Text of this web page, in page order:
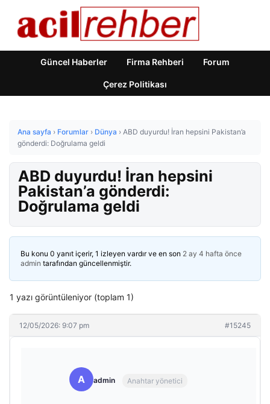
Güncel Haberler Firma Rehberi Forum
Çerez Politikası
Ana sayfa › Forumlar › Dünya › ABD duyurdu! İran hepsini Pakistan’a
gönderdi: Doğrulama geldi
ABD duyurdu! İran hepsini
Pakistan’a gönderdi:
Doğrulama geldi
Bu konu 0 yanıt içerir, 1 izleyen vardır ve en son 2 ay 4 hafta önce
admin tarafından güncellenmiştir.
1 yazı görüntüleniyor (toplam 1)
12/05/2026: 9:07 pm #15245
A admin Anahtar yönetici